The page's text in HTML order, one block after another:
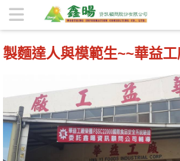
製麵達人與模範生~~華益工廠 | 鑫暘資訊
製麵達人與模範生~~華益